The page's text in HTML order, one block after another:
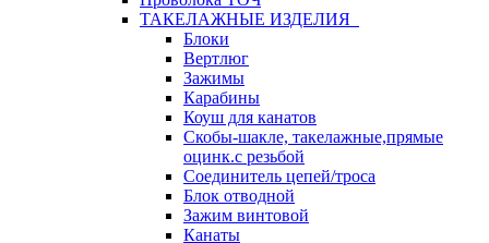
ТАКЕЛАЖНЫЕ ИЗДЕЛИЯ
Блоки
Вертлюг
Зажимы
Карабины
Коуш для канатов
Скобы-шакле, такелажные,прямые
оцинк.с резьбой
Соединитель цепей/троса
Блок отводной
Зажим винтовой
Канаты